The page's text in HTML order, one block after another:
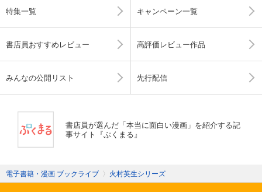
特集一覧 キャンペーン一覧
書店員おすすめレビュー 高評価レビュー作品
みんなの公開リスト 先行配信
書店員が選んだ「本当に面白い漫画」を紹介する記
事サイト『ぶくまる』
電子書籍・漫画 ブックライブ 〉 火村英生シリーズ